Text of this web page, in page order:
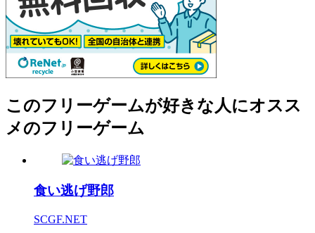
このフリーゲームが好きな人にオスス
メのフリーゲーム
食い逃げ野郎
SCGF.NET